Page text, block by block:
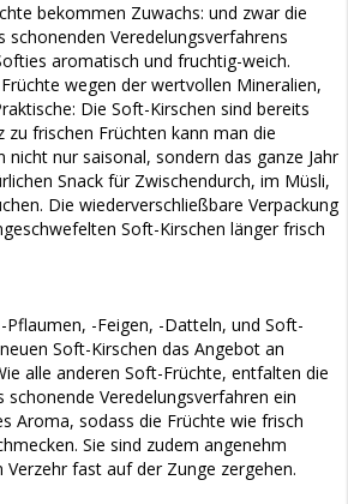
bekommen Zuwachs: und zwar die
schonenden Veredelungsverfahrens
aromatisch und fruchtig-weich.
wegen der wertvollen Mineralien,
Die Soft-Kirschen sind bereits
zu frischen Früchten kann man die
nicht nur saisonal, sondern das ganze Jahr
Snack für Zwischendurch, im Müsli,
Die wiederverschließbare Verpackung
Soft-Kirschen länger frisch
-Feigen, -Datteln, und Soft-
Soft-Kirschen das Angebot an
alle anderen Soft-Früchte, entfalten die
schonende Veredelungsverfahren ein
Aroma, sodass die Früchte wie frisch
Sie sind zudem angenehm
fast auf der Zunge zergehen.